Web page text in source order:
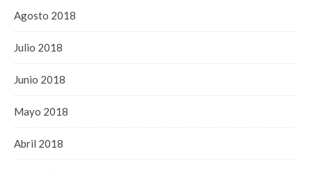
Agosto 2018
Julio 2018
Junio 2018
Mayo 2018
Abril 2018